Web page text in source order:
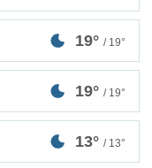
19° / 19°
19° / 19°
13° / 13°